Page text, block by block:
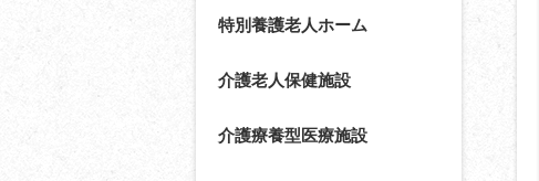
特別養護老人ホーム
介護老人保健施設
介護療養型医療施設